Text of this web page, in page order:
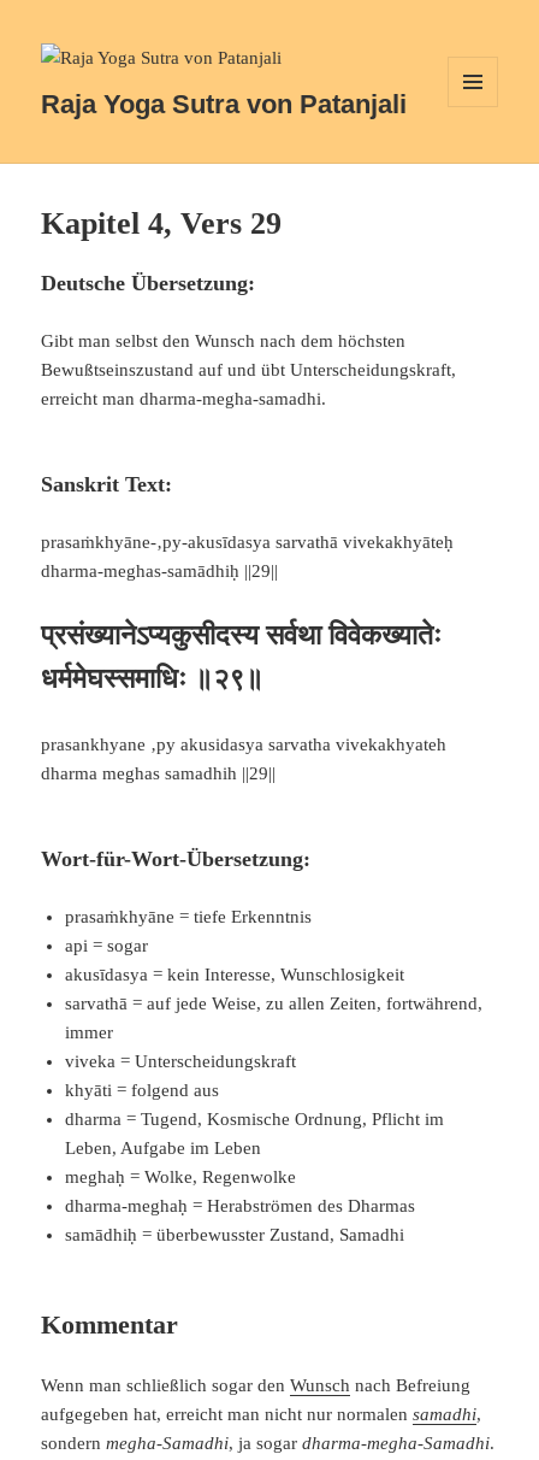
Raja Yoga Sutra von Patanjali
Kapitel 4, Vers 29
Deutsche Übersetzung:
Gibt man selbst den Wunsch nach dem höchsten
Bewußtseinszustand auf und übt Unterscheidungskraft,
erreicht man dharma-megha-samadhi.
Sanskrit Text:
prasaṁkhyāne-‚py-akusīdasya sarvathā vivekakhyāteḥ
dharma-meghas-samādhiḥ ||29||
प्रसंख्यानेऽप्यकुसीदस्य सर्वथा विवेकख्यातेः
धर्ममेघस्समाधिः ॥२९॥
prasankhyane ‚py akusidasya sarvatha vivekakhyateh
dharma meghas samadhih ||29||
Wort-für-Wort-Übersetzung:
prasaṁkhyāne = tiefe Erkenntnis
api = sogar
akusīdasya = kein Interesse, Wunschlosigkeit
sarvathā = auf jede Weise, zu allen Zeiten, fortwährend,
immer
viveka = Unterscheidungskraft
khyāti = folgend aus
dharma = Tugend, Kosmische Ordnung, Pflicht im
Leben, Aufgabe im Leben
meghaḥ = Wolke, Regenwolke
dharma-meghaḥ = Herabströmen des Dharmas
samādhiḥ = überbewusster Zustand, Samadhi
Kommentar
Wenn man schließlich sogar denWunsch nach Befreiung
aufgegeben hat, erreicht man nicht nur normalensamadhi,
sondernmegha-Samadhi, ja sogardharma-megha-Samadhi.